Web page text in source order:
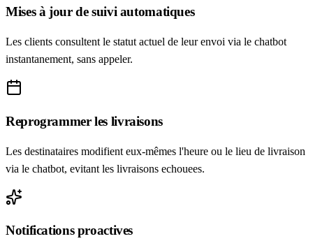
Mises à jour de suivi automatiques
Les clients consultent le statut actuel de leur envoi via le chatbot
instantanement, sans appeler.
Reprogrammer les livraisons
Les destinataires modifient eux-mêmes l'heure ou le lieu de livraison
via le chatbot, evitant les livraisons echouees.
Notifications proactives